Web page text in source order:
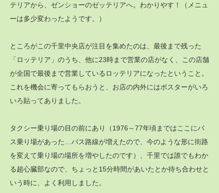
テリアから、ゼンショーのゼッテリアへ。わかりやす！（メニュ
ーは多少変わったようです。）
ところがこの千里中央店が注目を集めたのは、最後まで残った
「ロッテリア」のうち、他に23時まで営業の店がなく、この店舗
が全国で最後まで営業しているロッテリアになったということ。
これを機会に寄ってもらおうと、お店の内外にはポスターがいろ
いろ貼ってありました。
タクシー乗り場の目の前にあり（1976～77年頃まではここにバ
ス乗り場があった…バス路線が増えたので、今のような形に街路
を変えて乗り場の場所を増やしたのです）、千里では誰でもわか
る超心臓部なので、ちょっと15分時間があいたとか待ち合わせと
いう時に、よく利用しました。